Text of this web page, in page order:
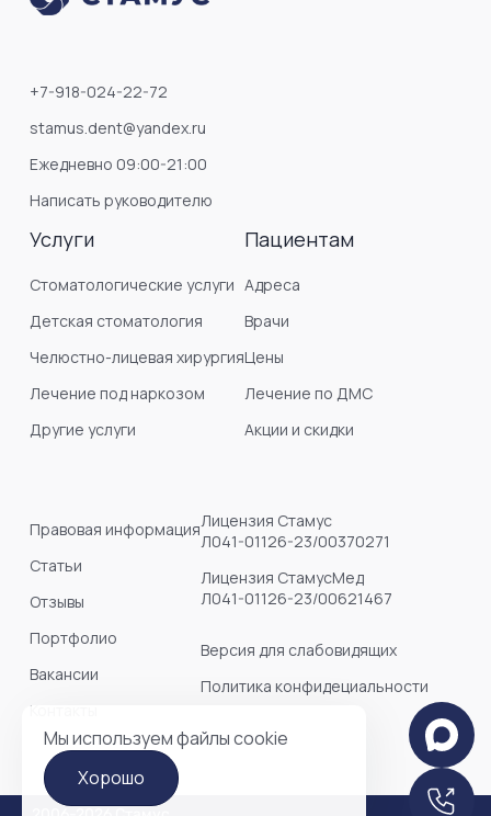
Мы используем файлы cookie
Хорошо
+7-918-024-22-72
stamus.dent@yandex.ru
Ежедневно 09:00-21:00
Написать руководителю
Услуги
Стоматологические услуги
Детская стоматология
Челюстно-лицевая хирургия
Лечение под наркозом
Другие услуги
Пациентам
Адреса
Врачи
Цены
Лечение по ДМС
Акции и скидки
Правовая информация
Статьи
Отзывы
Портфолио
Вакансии
Контакты
Лицензия Стамус
Л041-01126-23/00370271
Лицензия СтамусМед
Л041-01126-23/00621467
Версия для слабовидящих
Политика конфидециальности